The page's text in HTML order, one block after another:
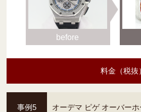
before
料金（税抜
事例5
オーデマ ピゲ オーバー